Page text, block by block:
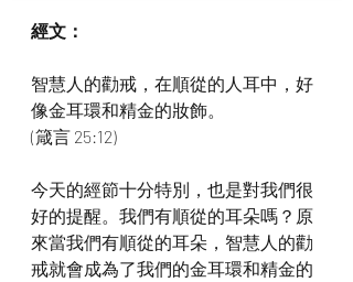
經文：
智慧人的勸戒，在順從的人耳中，好
像金耳環和精金的妝飾。
(箴言 25:12)
今天的經節十分特別，也是對我們很
好的提醒。我們有順從的耳朵嗎？原
來當我們有順從的耳朵，智慧人的勸
戒就會成為了我們的金耳環和精金的